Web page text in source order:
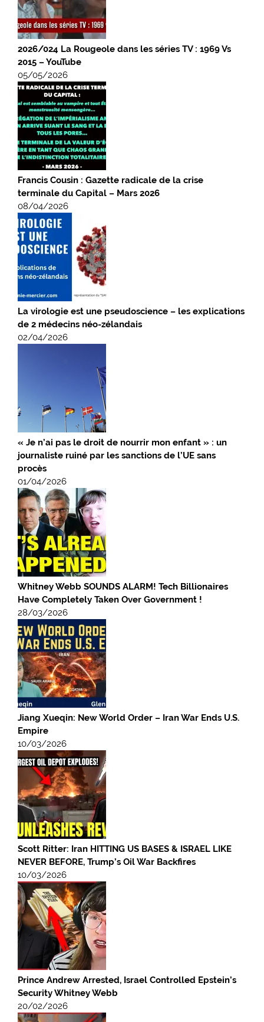
2026/024 La Rougeole dans les séries TV : 1969 Vs
2015 – YouTube
05/05/2026
Francis Cousin : Gazette radicale de la crise
terminale du Capital – Mars 2026
08/04/2026
La virologie est une pseudoscience – les explications
de 2 médecins néo-zélandais
02/04/2026
« Je n’ai pas le droit de nourrir mon enfant » : un
journaliste ruiné par les sanctions de l’UE sans
procès
01/04/2026
Whitney Webb SOUNDS ALARM! Tech Billionaires
Have Completely Taken Over Government !
28/03/2026
Jiang Xueqin: New World Order – Iran War Ends U.S.
Empire
10/03/2026
Scott Ritter: Iran HITTING US BASES & ISRAEL LIKE
NEVER BEFORE, Trump’s Oil War Backfires
10/03/2026
Prince Andrew Arrested, Israel Controlled Epstein’s
Security Whitney Webb
20/02/2026